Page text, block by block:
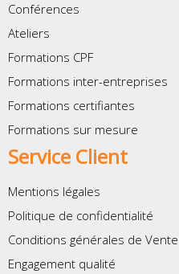
Conférences
Ateliers
Formations CPF
Formations inter-entreprises
Formations certifiantes
Formations sur mesure
Service Client
Mentions légales
Politique de confidentialité
Conditions générales de Vente
Engagement qualité